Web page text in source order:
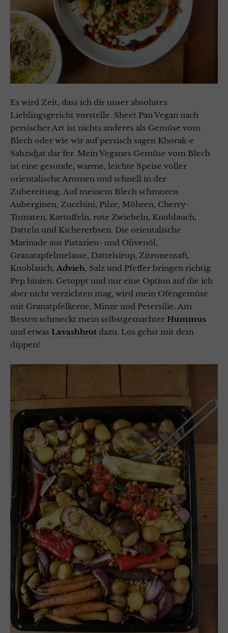
Es wird Zeit, dass ich dir unser absolutes
Lieblingsgericht vorstelle. Sheet Pan Vegan nach
persischer Art ist nichts anderes als Gemüse vom
Blech oder wie wir auf persisch sagen Khorak-e
Sabzidjat dar fer. Mein Veganes Gemüse vom Blech
ist eine gesunde, warme, leichte Speise voller
orientalische Aromen und schnell in der
Zubereitung. Auf meinem Blech schmoren
Auberginen, Zucchini, Pilze, Möhren, Cherry-
Tomaten, Kartoffeln, rote Zwiebeln, Knoblauch,
Datteln und Kichererbsen. Die orientalische
Marinade aus Pistazien- und Olivenöl,
Granatapfelmelasse, Dattelsirup, Zitronensaft,
Knoblauch, Advieh, Salz und Pfeffer bringen richtig
Pep hinien. Getoppt und nur eine Option auf die ich
aber nicht verzichten mag, wird mein Ofengemüse
mit Granatpfelkerne, Minze und Petersilie. Am
Besten schmeckt mein selbstgemachter Hummus
und etwas Lavashbrot dazu. Los gehst mit dem
dippen!